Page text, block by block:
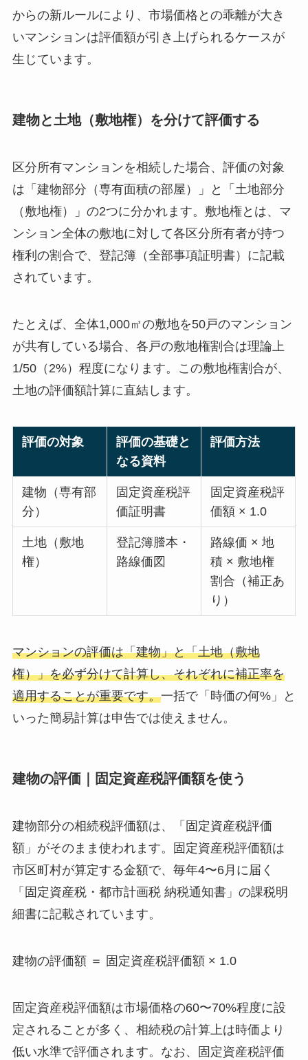
からの新ルールにより、市場価格との乖離が大き
いマンションは評価額が引き上げられるケースが
生じています。
建物と土地（敷地権）を分けて評価する
区分所有マンションを相続した場合、評価の対象
は「建物部分（専有面積の部屋）」と「土地部分
（敷地権）」の2つに分かれます。敷地権とは、マ
ンション全体の敷地に対して各区分所有者が持つ
権利の割合で、登記簿（全部事項証明書）に記載
されています。
たとえば、全体1,000㎡の敷地を50戸のマンション
が共有している場合、各戸の敷地権割合は理論上
1/50（2%）程度になります。この敷地権割合が、
土地の評価額計算に直結します。
評価の対象
評価の基礎と
なる資料
評価方法
建物（専有部
分）
固定資産税評
価証明書
固定資産税評
価額 × 1.0
土地（敷地
権）
登記簿謄本・
路線価図
路線価 × 地
積 × 敷地権
割合（補正あ
り）
マンションの評価は「建物」と「土地（敷地
権）」を必ず分けて計算し、それぞれに補正率を
適用することが重要です。一括で「時価の何%」と
いった簡易計算は申告では使えません。
建物の評価｜固定資産税評価額を使う
建物部分の相続税評価額は、「固定資産税評価
額」がそのまま使われます。固定資産税評価額は
市区町村が算定する金額で、毎年4〜6月に届く
「固定資産税・都市計画税 納税通知書」の課税明
細書に記載されています。
建物の評価額 ＝ 固定資産税評価額 × 1.0
固定資産税評価額は市場価格の60〜70%程度に設
定されることが多く、相続税の計算上は時価より
低い水準で評価されます。なお、固定資産税評価